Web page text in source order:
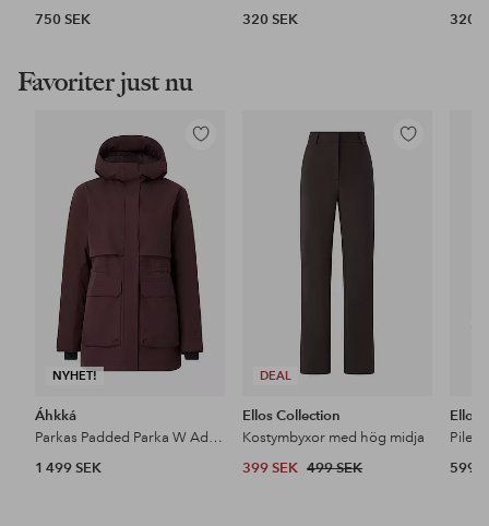
750 SEK 320 SEK 320
Favoriter just nu
NYHET!
Lägg
favoriter
Áhkká
Parkas Padded Parka W Adjustable Waist
1 499 SEK
DEAL
Lägg
Ellos Collection
Kostymbyxor med hög midja
399 SEK 499 SEK
Ellos
599